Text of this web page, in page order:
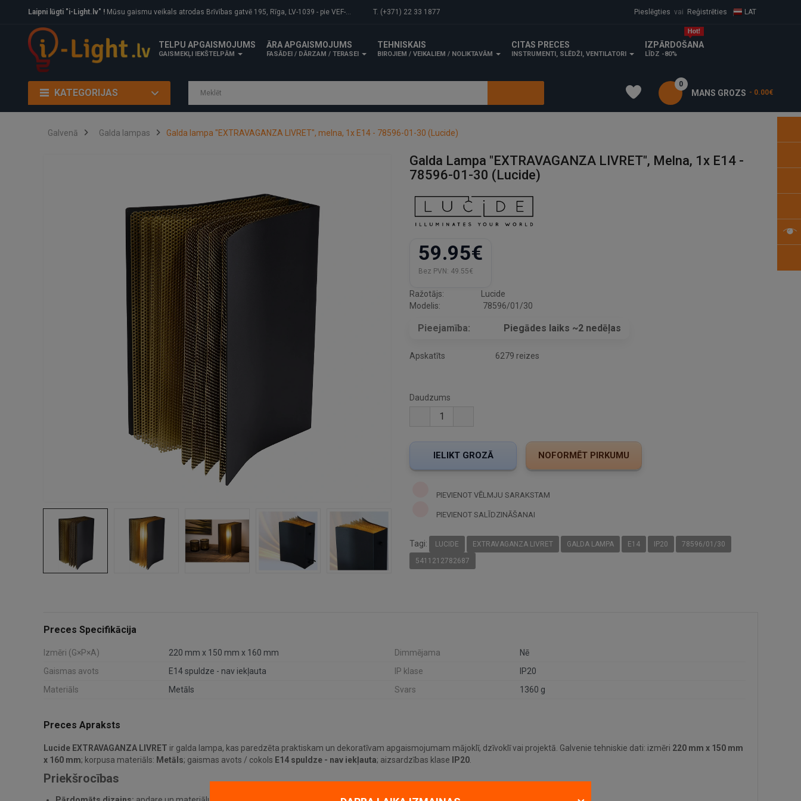
Laipni lūgti "i-Light.lv" ! Mūsu gaismu veikals atrodas Brīvības gatvē 195, Rīga, LV-1039 - pie VEF-Gaisa tilta. T. (+371) 22 33 1877 Pieslēgties vai Reģistrēties LAT
TELPU APGAISMOJUMS
GAISMEKĻI IEKŠTELPĀM
ĀRA APGAISMOJUMS
FASĀDEI / DĀRZAM / TERASEI
TEHNISKAIS
BIROJIEM / VEIKALIEM / NOLIKTAVĀM
CITAS PRECES
INSTRUMENTI, SLĒDŽI, VENTILATORI
IZPĀRDOŠANA
LĪDZ -80%
KATEGORIJAS MANS GROZS
0
- 0.00€
Galvenā Galda lampas Galda lampa "EXTRAVAGANZA LIVRET", melna, 1x E14 - 78596-01-30 (Lucide)
Galda Lampa "EXTRAVAGANZA LIVRET", Melna, 1x E14 -
78596-01-30 (Lucide)
59.95€
Bez PVN: 49.55€
Ražotājs:
Lucide
Modelis:
78596/01/30
Pieejamība: Piegādes laiks ~2 nedēļas
Apskatīts 6279 reizes
Daudzums
PIEVIENOT VĒLMJU SARAKSTAM
PIEVIENOT SALĪDZINĀŠANAI
Tagi: LUCIDE EXTRAVAGANZA LIVRET GALDA LAMPA E14 IP20
78596/01/30
5411212782687
Preces Specifikācija
Izmēri (G×P×A) 220 mm x 150 mm x 160 mm Dimmējama
Nē
Gaismas avots
E14 spuldze - nav iekļauta IP klase
IP20
Materiāls
Metāls Svars 1360 g
Preces Apraksts
Lucide EXTRAVAGANZA LIVRET ir galda lampa, kas paredzēta praktiskam un dekoratīvam apgaismojumam mājoklī, dzīvoklī vai projektā. Galvenie tehniskie dati: izmēri 220 mm x 150 mm
x 160 mm; korpusa materiāls: Metāls; gaismas avots / cokols E14 spuldze - nav iekļauta; aizsardzības klase IP20
Priekšrocības